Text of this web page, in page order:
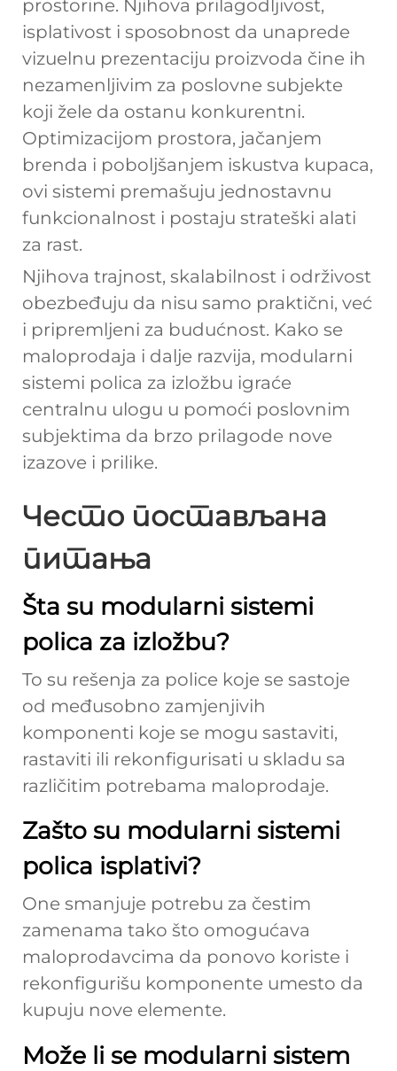
prostorine. Njihova prilagodljivost,
isplativost i sposobnost da unaprede
vizuelnu prezentaciju proizvoda čine ih
nezamenljivim za poslovne subjekte
koji žele da ostanu konkurentni.
Optimizacijom prostora, jačanjem
brenda i poboljšanjem iskustva kupaca,
ovi sistemi premašuju jednostavnu
funkcionalnost i postaju strateški alati
za rast.
Njihova trajnost, skalabilnost i održivost
obezbeđuju da nisu samo praktični, već
i pripremljeni za budućnost. Kako se
maloprodaja i dalje razvija, modularni
sistemi polica za izložbu igraće
centralnu ulogu u pomoći poslovnim
subjektima da brzo prilagode nove
izazove i prilike.
Често постављана
питања
Šta su modularni sistemi
polica za izložbu?
To su rešenja za police koje se sastoje
od međusobno zamjenjivih
komponenti koje se mogu sastaviti,
rastaviti ili rekonfigurisati u skladu sa
različitim potrebama maloprodaje.
Zašto su modularni sistemi
polica isplativi?
One smanjuje potrebu za čestim
zamenama tako što omogućava
maloprodavcima da ponovo koriste i
rekonfigurišu komponente umesto da
kupuju nove elemente.
Može li se modularni sistem